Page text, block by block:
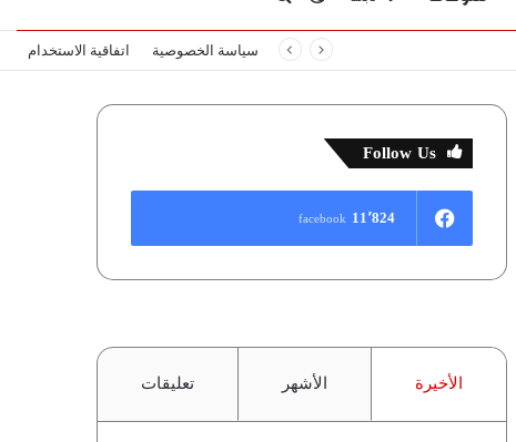
عنالمظلم
سياسة الخصوصية اتفاقية الاستخدام
Follow Us
11٬824 facebook
الأخيرة الأشهر تعليقات